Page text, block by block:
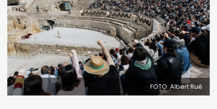
FOTO: Albert Rué